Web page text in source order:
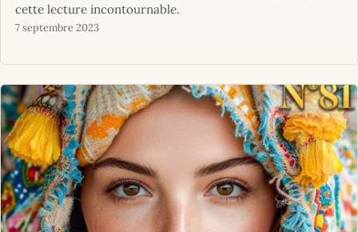
cette lecture incontournable.
7 septembre 2023